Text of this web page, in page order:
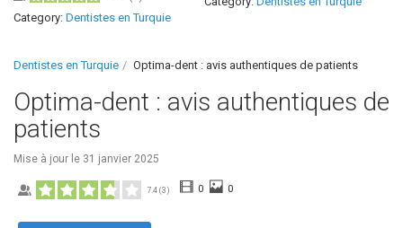
Category: Dentistes en Turquie
Dentistes en Turquie Optima-dent : avis authentiques de patients
Optima-dent : avis authentiques de
patients
Mise à jour le 31 janvier 2025
7.4 (3 ) 0 0